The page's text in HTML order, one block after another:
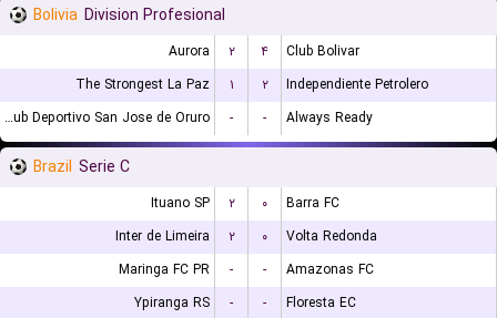
Bolivia Division Profesional
Aurora ۲ ۴
Club Bolivar
The Strongest La Paz
۱ ۲
Independiente Petrolero
GV Club Deportivo San Jose de Oruro
- - Always Ready
Brazil Serie C
Ituano SP ۲ ۰
Barra FC
Inter de Limeira
۲ ۰
Volta Redonda
Maringa FC PR
- -
Amazonas FC
Ypiranga RS
- - Floresta EC